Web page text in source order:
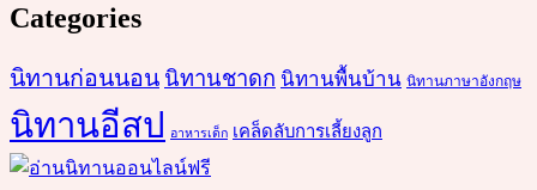
Categories
นิทานก่อนนอน นิทานชาดก นิทานพื้นบ้าน นิทานภาษาอังกฤษ
นิทานอีสป อาหารเด็ก เคล็ดลับการเลี้ยงลูก